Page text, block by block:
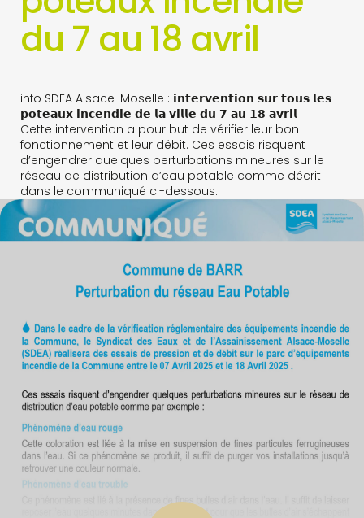
du 7 au 18 avril
info SDEA Alsace-Moselle : 𝗶𝗻𝘁𝗲𝗿𝘃𝗲𝗻𝘁𝗶𝗼𝗻 𝘀𝘂𝗿 𝘁𝗼𝘂𝘀 𝗹𝗲𝘀
𝗽𝗼𝘁𝗲𝗮𝘂𝘅 𝗶𝗻𝗰𝗲𝗻𝗱𝗶𝗲 𝗱𝗲 𝗹𝗮 𝘃𝗶𝗹𝗹𝗲 𝗱𝘂 𝟳 𝗮𝘂 𝟭𝟴 𝗮𝘃𝗿𝗶𝗹
Cette intervention a pour but de vérifier leur bon
fonctionnement et leur débit. Ces essais risquent
d’engendrer quelques perturbations mineures sur le
réseau de distribution d’eau potable comme décrit
dans le communiqué ci-dessous.